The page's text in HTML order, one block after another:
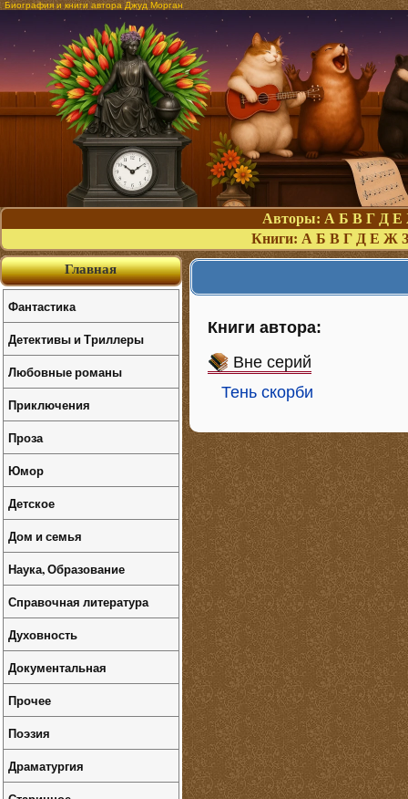
Биография и книги автора Джуд Морган
Авторы: А Б В Г Д Е
Книги: А Б В Г Д Е Ж З
Книги автора:
Вне серий
Тень скорби
Главная
Фантастика
Детективы и Триллеры
Любовные романы
Приключения
Проза
Юмор
Детское
Дом и семья
Наука, Образование
Справочная литература
Духовность
Документальная
Прочее
Поэзия
Драматургия